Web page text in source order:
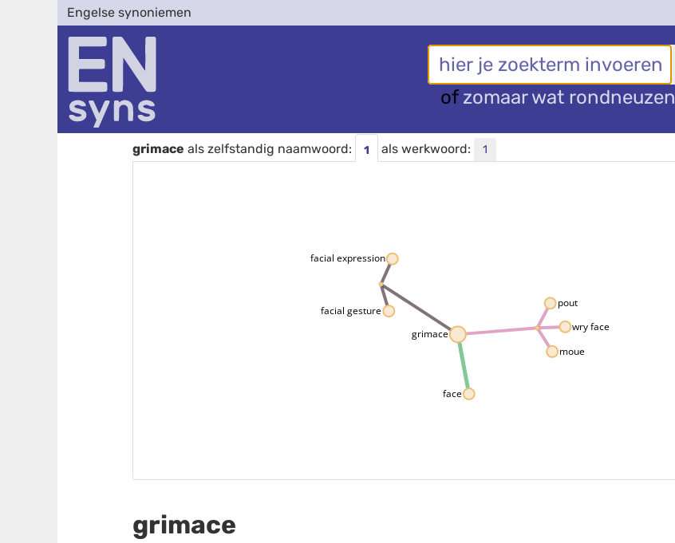
Engelse synoniemen
of zomaar wat rondneuzen
grimace als zelfstandig naamwoord: 1 als werkwoord: 1
grimace
face
facial expression
facial gesture
moue
pout
wry face
grimace